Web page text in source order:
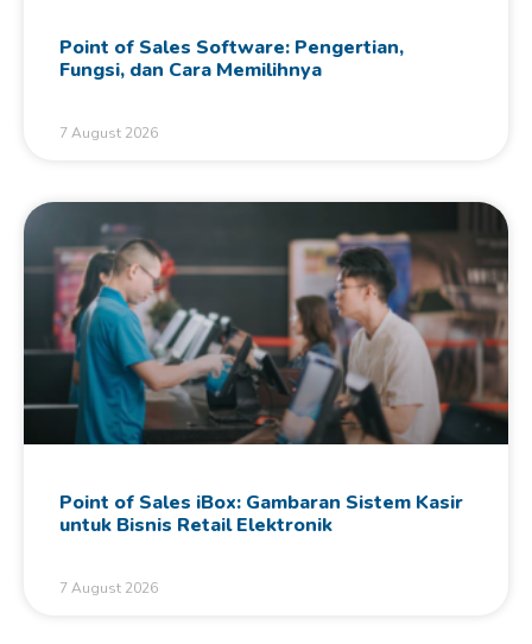
Point of Sales Software: Pengertian,
Fungsi, dan Cara Memilihnya
7 August 2026
Point of Sales iBox: Gambaran Sistem Kasir
untuk Bisnis Retail Elektronik
7 August 2026